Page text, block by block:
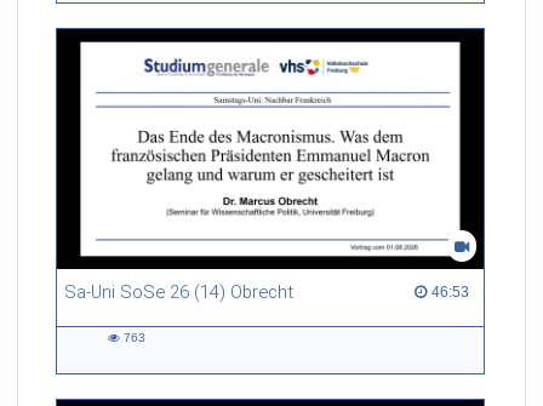
Sa-Uni SoSe 26 (14) Obrecht 46:53
46:53 duration
763